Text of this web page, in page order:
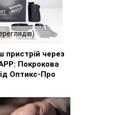
пристрій через
Покрокова
Оптикс-Про